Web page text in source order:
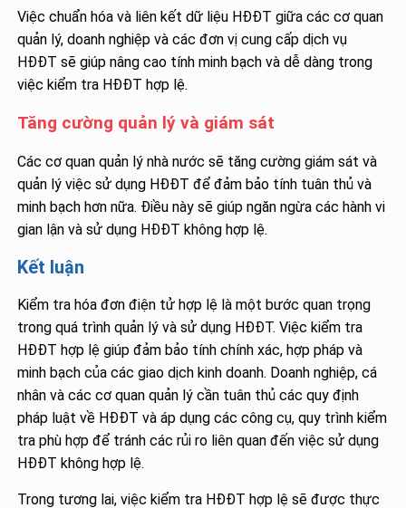
Việc chuẩn hóa và liên kết dữ liệu HĐĐT giữa các cơ quan
quản lý, doanh nghiệp và các đơn vị cung cấp dịch vụ
HĐĐT sẽ giúp nâng cao tính minh bạch và dễ dàng trong
việc kiểm tra HĐĐT hợp lệ.
Tăng cường quản lý và giám sát
Các cơ quan quản lý nhà nước sẽ tăng cường giám sát và
quản lý việc sử dụng HĐĐT để đảm bảo tính tuân thủ và
minh bạch hơn nữa. Điều này sẽ giúp ngăn ngừa các hành vi
gian lận và sử dụng HĐĐT không hợp lệ.
Kết luận
Kiểm tra hóa đơn điện tử hợp lệ là một bước quan trọng
trong quá trình quản lý và sử dụng HĐĐT. Việc kiểm tra
HĐĐT hợp lệ giúp đảm bảo tính chính xác, hợp pháp và
minh bạch của các giao dịch kinh doanh. Doanh nghiệp, cá
nhân và các cơ quan quản lý cần tuân thủ các quy định
pháp luật về HĐĐT và áp dụng các công cụ, quy trình kiểm
tra phù hợp để tránh các rủi ro liên quan đến việc sử dụng
HĐĐT không hợp lệ.
Trong tương lai, việc kiểm tra HĐĐT hợp lệ sẽ được thực